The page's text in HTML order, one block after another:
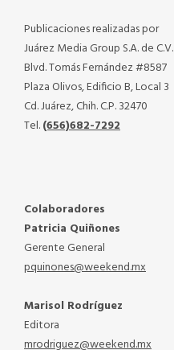
Publicaciones realizadas por
Juárez Media Group S.A. de C.V.
Blvd. Tomás Fernández #8587
Plaza Olivos, Edificio B, Local 3
Cd. Juárez, Chih. C.P. 32470
Tel.(656)682-7292
Colaboradores
Patricia Quiñones
Gerente General
pquinones@weekend.mx
Marisol Rodríguez
Editora
mrodriguez@weekend.mx